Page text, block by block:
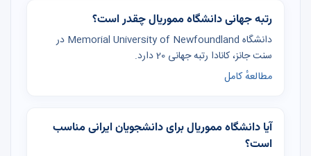
رتبه جهانی دانشگاه مموریال چقدر است؟
دانشگاه Memorial University of Newfoundland در
سنت جانز، کانادا رتبه جهانی 20 دارد.
مطالعهٔ کامل
آیا دانشگاه مموریال برای دانشجویان ایرانی مناسب
است؟